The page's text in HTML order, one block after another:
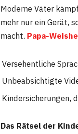
Moderne Väter
mehr nur ein Gerät,
macht. Papa-
Versehentliche
Unbeabsichtigte
Kindersicherungen,
Das Rätsel der